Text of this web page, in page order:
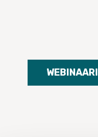
WEBINAARI